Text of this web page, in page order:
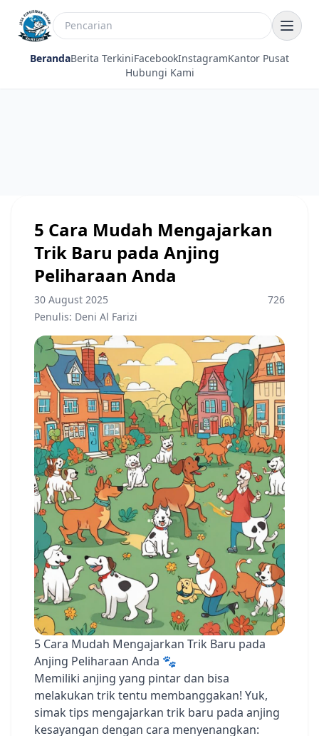
BerandaBerita TerkiniFacebookInstagramKantor Pusat
Hubungi Kami
5 Cara Mudah Mengajarkan
Trik Baru pada Anjing
Peliharaan Anda
30 August 2025
726
Penulis: Deni Al Farizi
5 Cara Mudah Mengajarkan Trik Baru pada
Anjing Peliharaan Anda 🐾
Memiliki anjing yang pintar dan bisa
melakukan trik tentu membanggakan! Yuk,
simak tips mengajarkan trik baru pada anjing
kesayangan dengan cara menyenangkan: